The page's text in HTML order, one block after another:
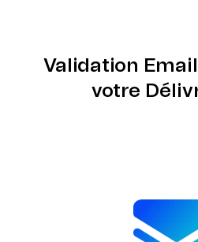
Validation
votre